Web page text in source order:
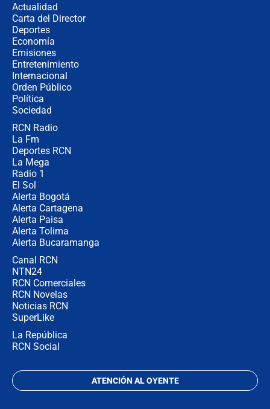
Actualidad
Carta del Director
Deportes
Economía
Emisiones
Entretenimiento
Internacional
Orden Público
Política
Sociedad
RCN Radio
La Fm
Deportes RCN
La Mega
Radio 1
El Sol
Alerta Bogotá
Alerta Cartagena
Alerta Paisa
Alerta Tolima
Alerta Bucaramanga
Canal RCN
NTN24
RCN Comerciales
RCN Novelas
Noticias RCN
SuperLike
La República
RCN Social
ATENCIÓN AL OYENTE